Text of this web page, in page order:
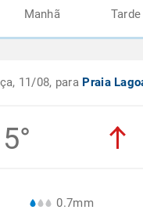
Manhã Tarde
11/08, para Praia
0.7mm